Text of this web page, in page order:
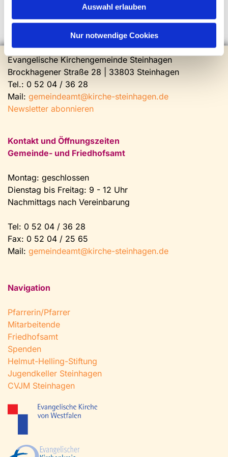
Auswahl erlauben
Nur notwendige Cookies
Evangelische Kirchengemeinde Steinhagen
Brockhagener Straße 28 | 33803 Steinhagen
Tel.: 0 52 04 / 36 28
Mail: gemeindeamt@kirche-steinhagen.de
Newsletter abonnieren
Kontakt und Öffnungszeiten
Gemeinde- und Friedhofsamt
Montag: geschlossen
Dienstag bis Freitag: 9 - 12 Uhr
Nachmittags nach Vereinbarung
Tel: 0 52 04 / 36 28
Fax: 0 52 04 / 25 65
Mail: gemeindeamt@kirche-steinhagen.de
Navigation
Pfarrerin/Pfarrer
Mitarbeitende
Friedhofsamt
Spenden
Helmut-Helling-Stiftung
Jugendkeller Steinhagen
CVJM Steinhagen